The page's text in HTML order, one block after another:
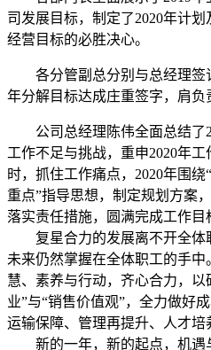
司发展目标，制定了2020年计
经营目标的必胜决心。
各分管副总分别与总经理签
年分解目标达成庄重签字，肩负
公司总经理陈伟全面总结了
工作不足与挑战，重申2020年
时，抓住工作痛点，2020年围
重点”指导思想，制定规划方案
落实责任措施，圆满完成工作目
复星合力的发展离不开全体
未来仍然掌握在全体职工的手中
慧、素养与行动，齐心合力，
业”与“销售价值观”，全力做好
运输保障、管理再提升、人才培
新的一年，新的起点，机遇